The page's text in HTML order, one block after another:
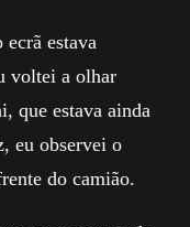
estava
voltei a olhar
que estava ainda
eu observei o
do camião.